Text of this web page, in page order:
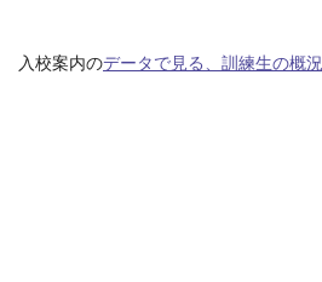
入校案内のデータで見る、訓練生の概況